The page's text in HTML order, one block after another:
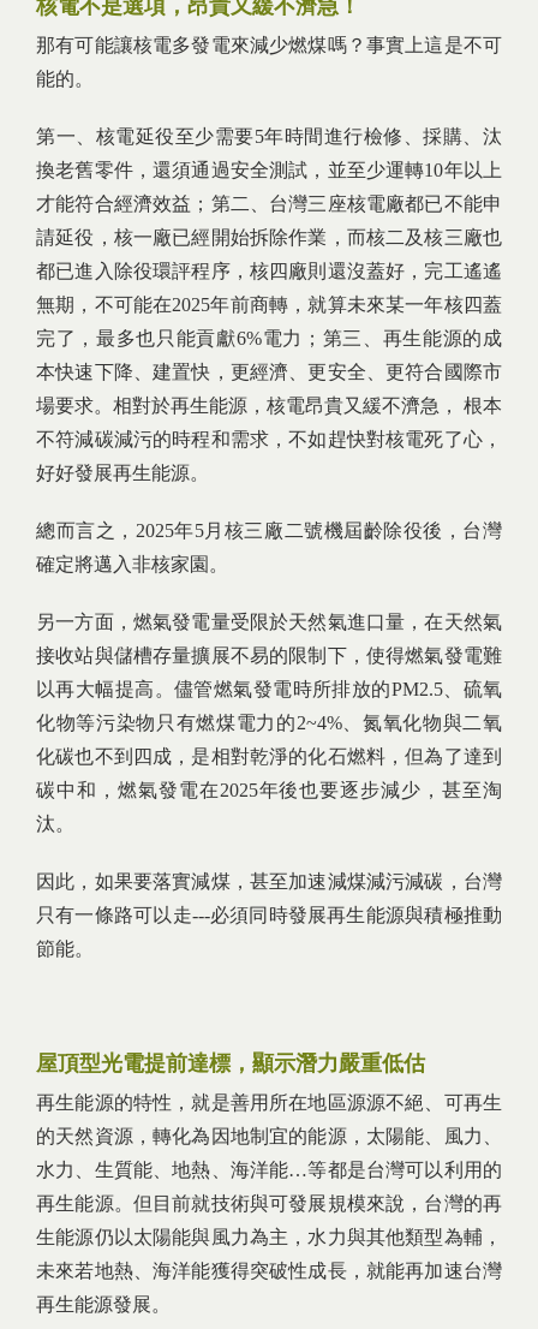
核電不是選項，昂貴又緩不濟急！
那有可能讓核電多發電來減少燃煤嗎？事實上這是不可
能的。
第一、核電延役至少需要5年時間進行檢修、採購、汰
換老舊零件，還須通過安全測試，並至少運轉10年以上
才能符合經濟效益；第二、台灣三座核電廠都已不能申
請延役，核一廠已經開始拆除作業，而核二及核三廠也
都已進入除役環評程序，核四廠則還沒蓋好，完工遙遙
無期，不可能在2025年前商轉，就算未來某一年核四蓋
完了，最多也只能貢獻6%電力；第三、再生能源的成
本快速下降、建置快，更經濟、更安全、更符合國際市
場要求。相對於再生能源，核電昂貴又緩不濟急， 根本
不符減碳減污的時程和需求，不如趕快對核電死了心，
好好發展再生能源。
總而言之，2025年5月核三廠二號機屆齡除役後，台灣
確定將邁入非核家園。
另一方面，燃氣發電量受限於天然氣進口量，在天然氣
接收站與儲槽存量擴展不易的限制下，使得燃氣發電難
以再大幅提高。儘管燃氣發電時所排放的PM2.5、硫氧
化物等污染物只有燃煤電力的2~4%、氮氧化物與二氧
化碳也不到四成，是相對乾淨的化石燃料，但為了達到
碳中和，燃氣發電在2025年後也要逐步減少，甚至淘
汰。
因此，如果要落實減煤，甚至加速減煤減污減碳，台灣
只有一條路可以走---必須同時發展再生能源與積極推動
節能。
屋頂型光電提前達標，顯示潛力嚴重低估
再生能源的特性，就是善用所在地區源源不絕、可再生
的天然資源，轉化為因地制宜的能源，太陽能、風力、
水力、生質能、地熱、海洋能…等都是台灣可以利用的
再生能源。但目前就技術與可發展規模來說，台灣的再
生能源仍以太陽能與風力為主，水力與其他類型為輔，
未來若地熱、海洋能獲得突破性成長，就能再加速台灣
再生能源發展。